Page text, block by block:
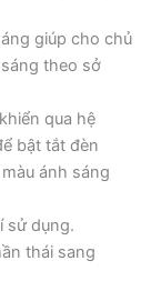
giúp cho chủ
theo sở
qua hệ
bật tắt đèn
ánh sáng
sử dụng.
thái sang